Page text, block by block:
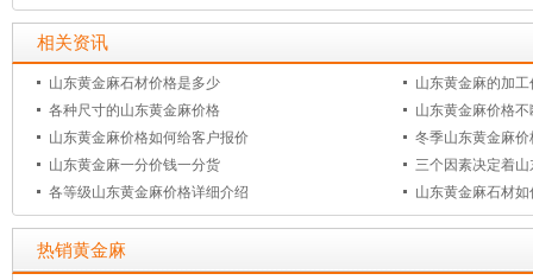
相关资讯
山东黄金麻石材价格是多少
山东黄金麻的加工
各种尺寸的山东黄金麻价格
山东黄金麻价格不
山东黄金麻价格如何给客户报价
冬季山东黄金麻价
山东黄金麻一分价钱一分货
三个因素决定着
各等级山东黄金麻价格详细介绍
山东黄金麻石材如
热销黄金麻